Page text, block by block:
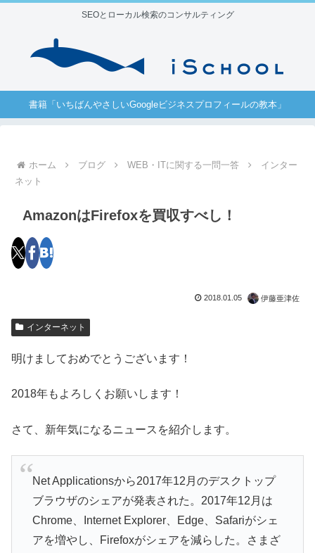
SEOとローカル検索のコンサルティング
書籍「いちばんやさしいGoogleビジネスプロフィールの教本」
ホーム ブログ WEB・ITに関する一問一答
インター
ネット
AmazonはFirefoxを買収すべし！
2018.01.05 伊藤亜津佐
インターネット
明けましておめでとうございます！
2018年もよろしくお願いします！
さて、新年気になるニュースを紹介します。
Net Applicationsから2017年12月のデスクトップ
ブラウザのシェアが発表された。2017年12月は
Chrome、Internet Explorer、Edge、Safariがシェ
アを増やし、Firefoxがシェアを減らした。さまざ